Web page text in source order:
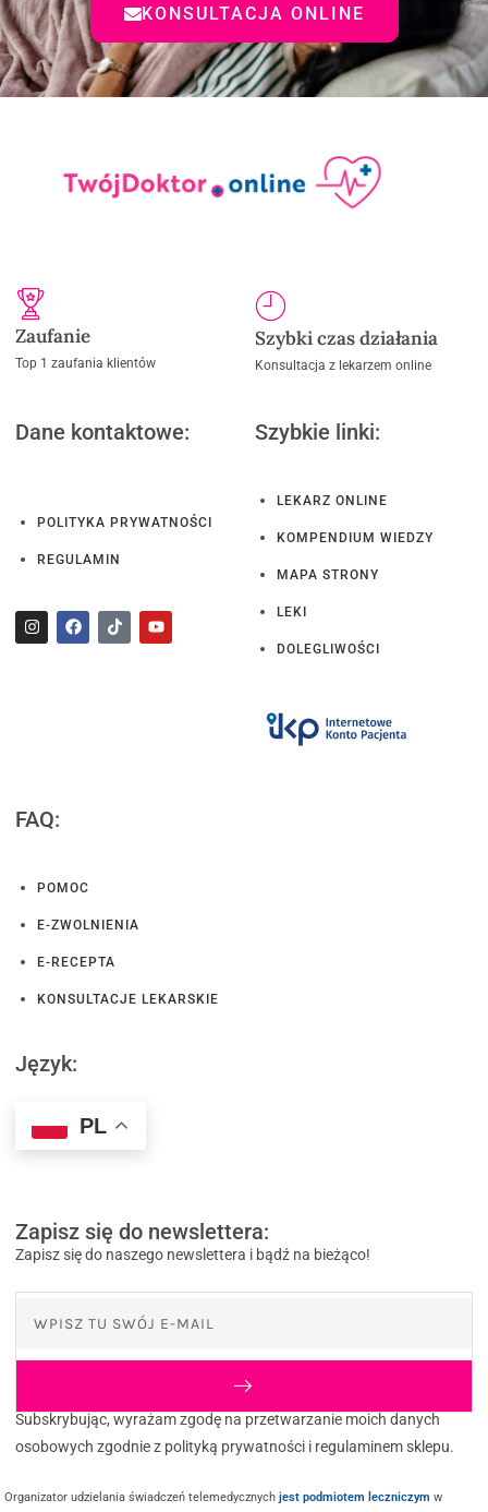
KONSULTACJA ONLINE
Zaufanie
Top 1 zaufania klientów
Szybki czas działania
Konsultacja z lekarzem online
Dane kontaktowe:
POLITYKA PRYWATNOŚCI
REGULAMIN
Szybkie linki:
LEKARZ ONLINE
KOMPENDIUM WIEDZY
MAPA STRONY
LEKI
DOLEGLIWOŚCI
FAQ:
POMOC
E-ZWOLNIENIA
E-RECEPTA
KONSULTACJE LEKARSKIE
Język:
PL
Zapisz się do newslettera:
Zapisz się do naszego newslettera i bądź na bieżąco!
Subskrybując, wyrażam zgodę na przetwarzanie moich danych
osobowych zgodnie z polityką prywatności i regulaminem sklepu.
Organizator udzielania świadczeń telemedycznychjest podmiotem leczniczym w